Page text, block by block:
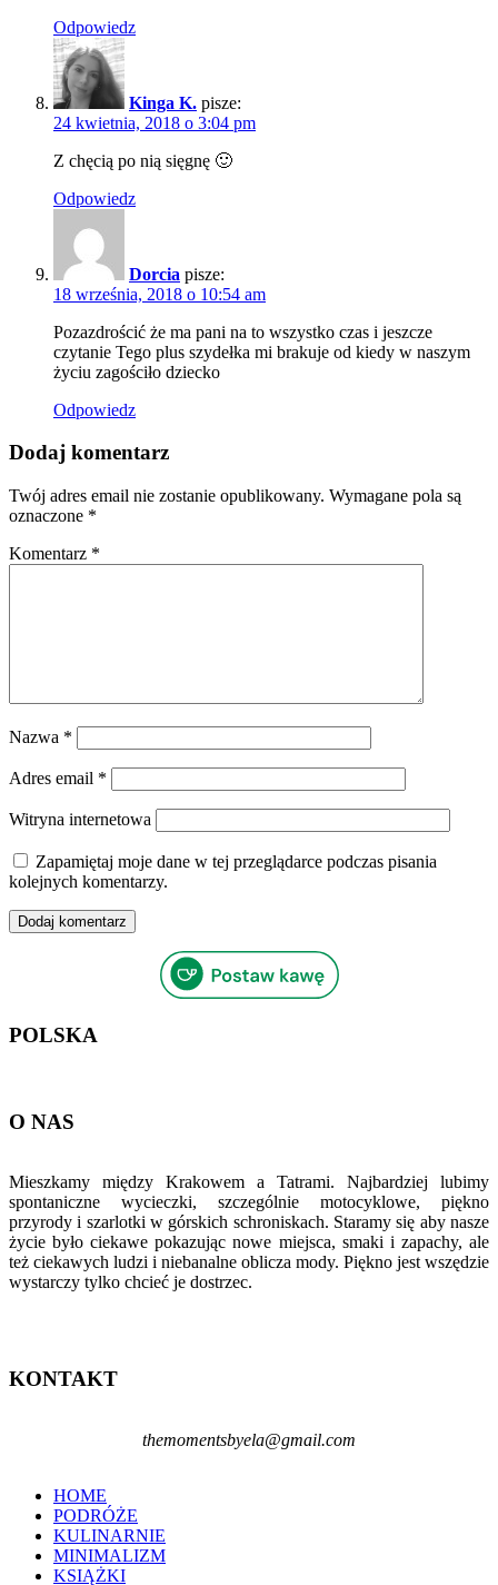
Odpowiedz
Kinga K. pisze:
24 kwietnia, 2018 o 3:04 pm
Z chęcią po nią sięgnę 🙂
Odpowiedz
Dorcia pisze:
18 września, 2018 o 10:54 am
Pozazdrościć że ma pani na to wszystko czas i jeszcze
czytanie Tego plus szydełka mi brakuje od kiedy w naszym
życiu zagościło dziecko
Odpowiedz
Dodaj komentarz
Twój adres email nie zostanie opublikowany. Wymagane pola są
oznaczone *
Komentarz *
Nazwa *
Adres email *
Witryna internetowa
Zapamiętaj moje dane w tej przeglądarce podczas pisania
kolejnych komentarzy.
POLSKA
O NAS
Mieszkamy między Krakowem a Tatrami. Najbardziej lubimy
spontaniczne wycieczki, szczególnie motocyklowe, piękno
przyrody i szarlotki w górskich schroniskach. Staramy się aby nasze
życie było ciekawe pokazując nowe miejsca, smaki i zapachy, ale
też ciekawych ludzi i niebanalne oblicza mody. Piękno jest wszędzie
wystarczy tylko chcieć je dostrzec.
KONTAKT
themomentsbyela@gmail.com
HOME
PODRÓŻE
KULINARNIE
MINIMALIZM
KSIĄŻKI